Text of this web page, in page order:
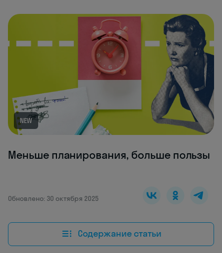
NEW
Меньше планирования, больше пользы
Обновлено: 30 октября 2025
Содержание статьи